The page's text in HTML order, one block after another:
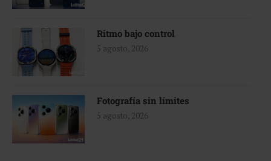
Ritmo bajo control
5 agosto, 2026
Fotografía sin límites
5 agosto, 2026